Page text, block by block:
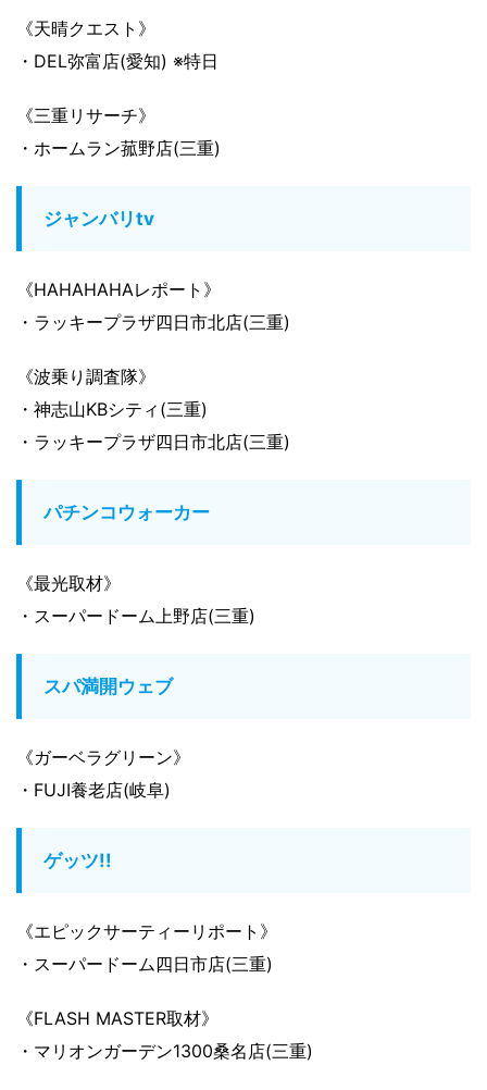
《天晴クエスト》
・DEL弥富店(愛知) ※特日
《三重リサーチ》
・ホームラン菰野店(三重)
ジャンバリtv
《HAHAHAHAレポート》
・ラッキープラザ四日市北店(三重)
《波乗り調査隊》
・神志山KBシティ(三重)
・ラッキープラザ四日市北店(三重)
パチンコウォーカー
《最光取材》
・スーパードーム上野店(三重)
スパ満開ウェブ
《ガーベラグリーン》
・FUJI養老店(岐阜)
ゲッツ!!
《エピックサーティーリポート》
・スーパードーム四日市店(三重)
《FLASH MASTER取材》
・マリオンガーデン1300桑名店(三重)